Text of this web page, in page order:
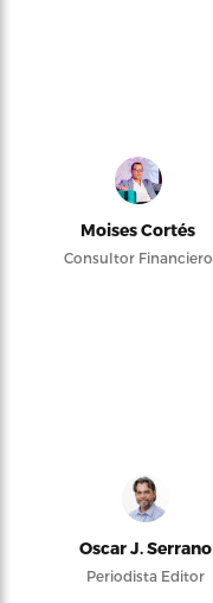
Moises Cortés
Consultor Financiero
Oscar J. Serrano
Periodista Editor